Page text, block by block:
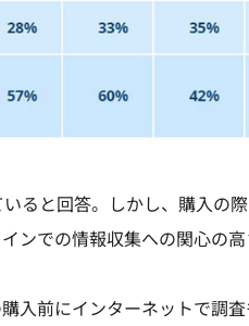
ると回答。しかし、購入の
ンでの情報収集への関心の高
入前にインターネットで調